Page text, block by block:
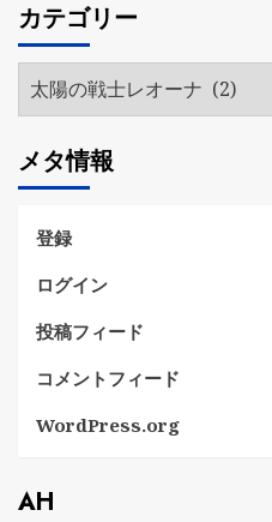
イ
ブ
カテゴリー
テ
リ
ー
メタ情報
登録
ログイン
投稿フィード
コメントフィード
WordPress.org
AH